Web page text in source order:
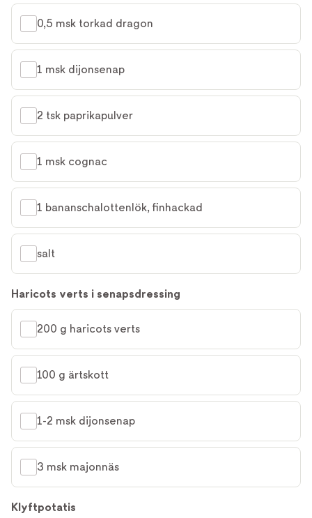
0,5 msk torkad dragon
1 msk dijonsenap
2 tsk paprikapulver
1 msk cognac
1 bananschalottenlök, finhackad
salt
Haricots verts i senapsdressing
200 g haricots verts
100 g ärtskott
1-2 msk dijonsenap
3 msk majonnäs
Klyftpotatis